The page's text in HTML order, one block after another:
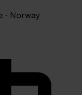
· Norway